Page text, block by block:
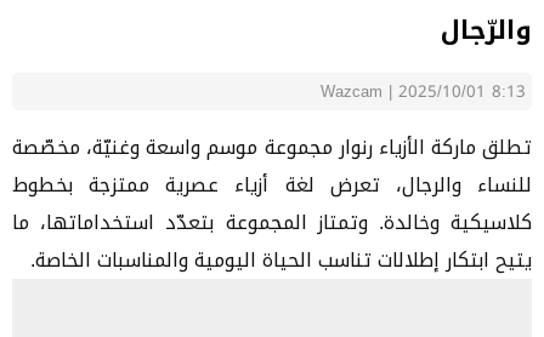
والرّجال
Wazcam | 2025/10/01 8:13
تطلق ماركة الأزياء رنوار مجموعة موسم واسعة وغنيّة، مخصّصة
للنساء والرجال، تعرض لغة أزياء عصرية ممتزجة بخطوط
كلاسيكية وخالدة. وتمتاز المجموعة بتعدّد استخداماتها، ما
يتيح ابتكار إطلالات تناسب الحياة اليومية والمناسبات الخاصة.